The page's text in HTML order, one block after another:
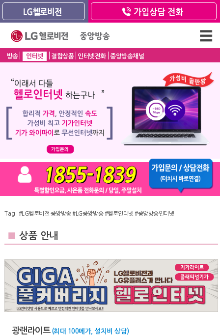
방송 인터넷 결합상품 인터넷전화 중앙방송채널
Tag : #LG헬로비전 중앙방송 #LG중앙방송 #헬로인터넷 #중앙방송인터넷
■상품 안내
광랜라이트(최대 100메가, 설치비 상담)